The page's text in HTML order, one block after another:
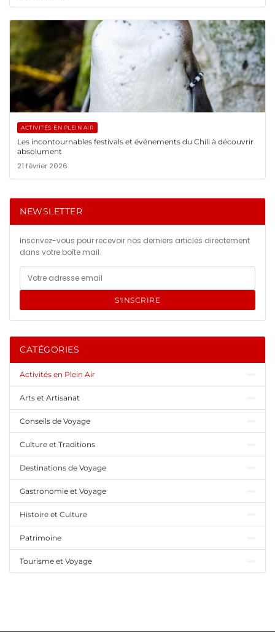
ACTIVITÉS EN PLEIN AIR
Les incontournables festivals et événements du Chili à découvrir
absolument
21 février 2026
NEWSLETTER
Inscrivez-vous pour recevoir nos derniers articles directement
dans votre boîte mail.
S'INSCRIRE
CATÉGORIES
Activités en Plein Air
Arts et Artisanat
Conseils de Voyage
Culture et Traditions
Destinations de Voyage
Gastronomie et Voyage
Histoire et Culture
Patrimoine
Tourisme et Voyage